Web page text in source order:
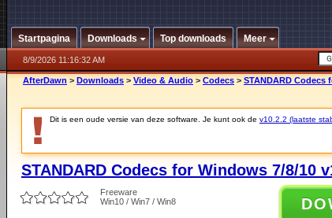
Startpagina Downloads Top downloads Meer
8/9/2026 11:16:32 AM
AfterDawn > Downloads > Video & Audio > Codecs > STANDARD Codecs
Dit is een oude versie van deze software. Je kunt ook de v10.2.2 (laatste
STANDARD Codecs for Windows 7/8/10
Freeware
Win10 / Win7 / Win8